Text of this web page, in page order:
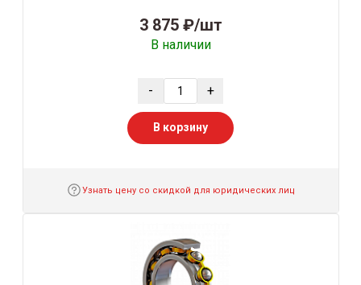
3 875 ₽/шт
В наличии
- +
В корзину
Узнать цену со скидкой для юридических лиц